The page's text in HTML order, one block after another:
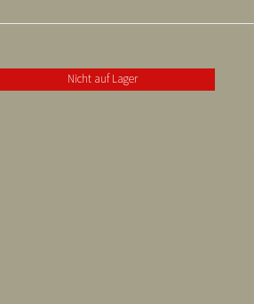
Nicht auf Lager